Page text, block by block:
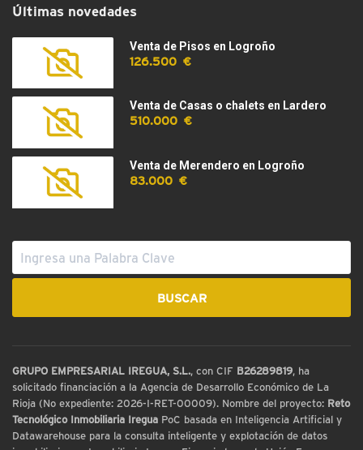
Últimas novedades
Venta de Pisos en Logroño
126.500 €
Venta de Casas o chalets en Lardero
510.000 €
Venta de Merendero en Logroño
83.000 €
GRUPO EMPRESARIAL IREGUA, S.L., con CIF B26289819, ha
solicitado financiación a la Agencia de Desarrollo Económico de La
Rioja (No expediente: 2026-I-RET-00009). Nombre del proyecto: Reto
Tecnológico Inmobiliaria Iregua PoC basada en Inteligencia Artificial y
Datawarehouse para la consulta inteligente y explotación de datos